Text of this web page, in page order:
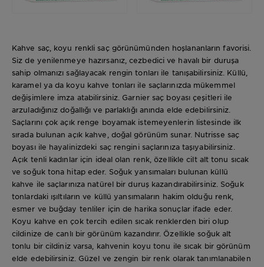
Kahve saç, koyu renkli saç görünümünden hoşlananların favorisi.
Siz de yenilenmeye hazırsanız, cezbedici ve havalı bir duruşa
sahip olmanızı sağlayacak rengin tonları ile tanışabilirsiniz. Küllü,
karamel ya da koyu kahve tonları ile saçlarınızda mükemmel
değişimlere imza atabilirsiniz. Garnier saç boyası çeşitleri ile
arzuladığınız doğallığı ve parlaklığı anında elde edebilirsiniz.
Saçlarını çok açık renge boyamak istemeyenlerin listesinde ilk
sırada bulunan açık kahve, doğal görünüm sunar. Nutrisse saç
boyası ile hayalinizdeki saç rengini saçlarınıza taşıyabilirsiniz.
Açık tenli kadınlar için ideal olan renk, özellikle cilt alt tonu sıcak
ve soğuk tona hitap eder. Soğuk yansımaları bulunan küllü
kahve ile saçlarınıza natürel bir duruş kazandırabilirsiniz. Soğuk
tonlardaki ışıltıların ve küllü yansımaların hakim olduğu renk,
esmer ve buğday tenliler için de harika sonuçlar ifade eder.
Koyu kahve en çok tercih edilen sıcak renklerden biri olup
cildinize de canlı bir görünüm kazandırır. Özellikle soğuk alt
tonlu bir cildiniz varsa, kahvenin koyu tonu ile sıcak bir görünüm
elde edebilirsiniz. Güzel ve zengin bir renk olarak tanımlanabilen